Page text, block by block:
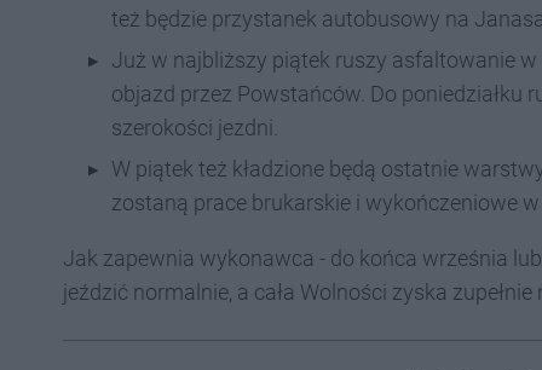
też będzie przystanek autobusowy na Janasa
Już w najbliższy piątek ruszy asfaltowanie
objazd przez Powstańców. Do poniedziałku
szerokości jezdni.
W piątek też kładzione będą ostatnie
zostaną prace brukarskie i wykończeniowe w
Jak zapewnia wykonawca - do końca września
jeździć normalnie, a cała Wolności zyska